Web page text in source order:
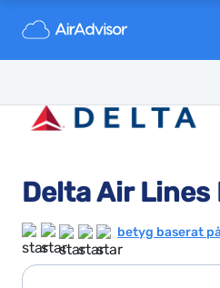
Delta Air Lines
betyg baserat